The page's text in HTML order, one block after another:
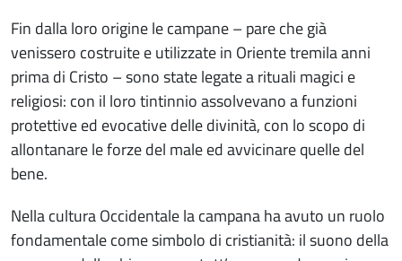
Fin dalla loro origine le campane – pare che già
venissero costruite e utilizzate in Oriente tremila anni
prima di Cristo – sono state legate a rituali magici e
religiosi: con il loro tintinnio assolvevano a funzioni
protettive ed evocative delle divinità, con lo scopo di
allontanare le forze del male ed avvicinare quelle del
bene.
Nella cultura Occidentale la campana ha avuto un ruolo
fondamentale come simbolo di cristianità: il suono della